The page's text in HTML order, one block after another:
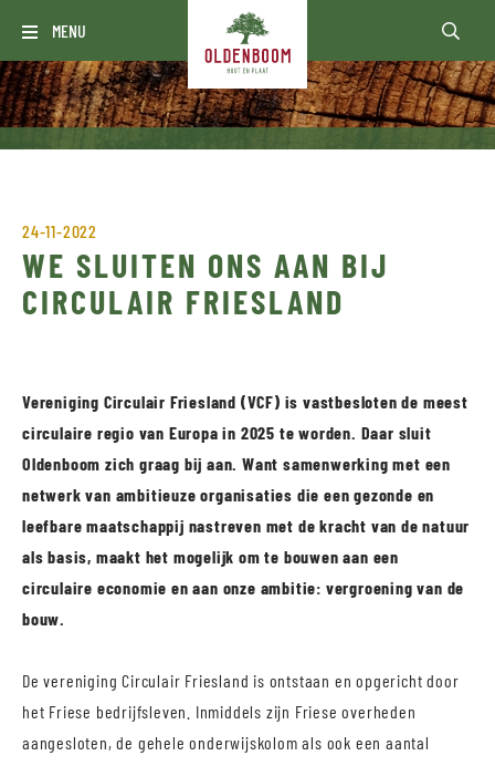
MENU
24-11-2022
WE SLUITEN ONS AAN BIJ
CIRCULAIR FRIESLAND
Vereniging Circulair Friesland (VCF) is vastbesloten de meest
circulaire regio van Europa in 2025 te worden. Daar sluit
Oldenboom zich graag bij aan. Want samenwerking met een
netwerk van ambitieuze organisaties die een gezonde en
leefbare maatschappij nastreven met de kracht van de natuur
als basis, maakt het mogelijk om te bouwen aan een
circulaire economie en aan onze ambitie: vergroening van de
bouw.
De vereniging Circulair Friesland is ontstaan en opgericht door
het Friese bedrijfsleven. Inmiddels zijn Friese overheden
aangesloten, de gehele onderwijskolom als ook een aantal